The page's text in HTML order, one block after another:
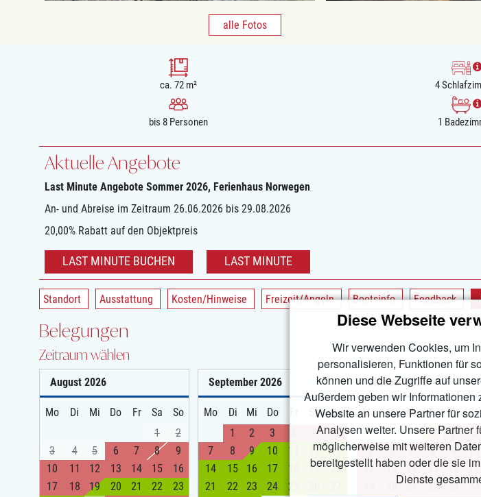
Diese Webseite
Wir verwenden Cookies, um
personalisieren, Funktionen für
können und die Zugriffe auf
Außerdem geben wir Informationen
Website an unsere Partner für
Analysen weiter. Unsere Partner
möglicherweise mit weiteren
bereitgestellt haben oder die sie
Dienste
alle Fotos
ca. 72 m² 4
bis 8 Personen 1
Aktuelle Angebote
Last Minute Angebote Sommer 2026, Ferienhaus Norwegen
An- und Abreise im Zeitraum 26.06.2026 bis 29.08.2026
20,00% Rabatt auf den Objektpreis
LAST MINUTE BUCHEN LAST MINUTE
Standort Ausstattung Kosten/Hinweise Freizeit/Angeln Bootsinfo Feedback
Belegungen
Zeitraum wählen
August 2026
Mo Di Mi Do Fr Sa
So
1
2
3
4 5 6 7 8
9
10
11 12 13 14 15
16
17
18 19 20 21 22
23
September 2026
Mo Di Mi Do Sa
So
1
2 3 5
6
7
8 9 10 11 12
13
14
15 16 17 18 19
20
21
22 23 24 25
Oktober2026
Mo Di Mi Do Fr Sa
1
2 3
5
6 7 8 9 10
12
13 14 15 16 17
20 21 22 23 24